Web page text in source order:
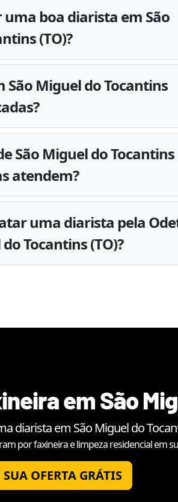
uma boa diarista em São
(TO)?
São Miguel do Tocantins
São Miguel do Tocantins
atendem?
uma diarista pela
Tocantins (TO)?
emSão
diarista em São Miguel do
por faxineira e limpeza residencial em
OFERTA GRÁTIS